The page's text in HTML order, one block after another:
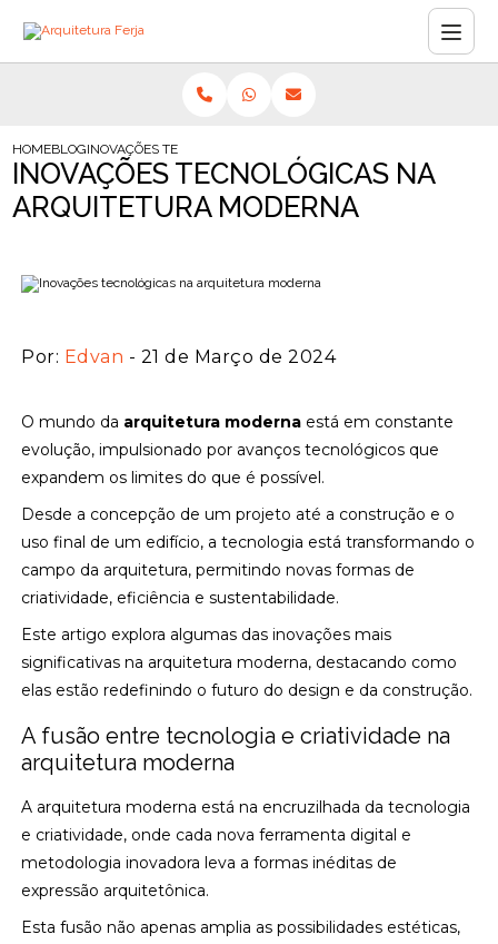
HOMEBLOGINOVAÇÕES TECNOLÓGICAS NA ARQUITETURA MODERNA
INOVAÇÕES TECNOLÓGICAS NA
ARQUITETURA MODERNA
Por: Edvan - 21 de Março de 2024
O mundo da arquitetura moderna está em constante
evolução, impulsionado por avanços tecnológicos que
expandem os limites do que é possível.
Desde a concepção de um projeto até a construção e o
uso final de um edifício, a tecnologia está transformando o
campo da arquitetura, permitindo novas formas de
criatividade, eficiência e sustentabilidade.
Este artigo explora algumas das inovações mais
significativas na arquitetura moderna, destacando como
elas estão redefinindo o futuro do design e da construção.
A fusão entre tecnologia e criatividade na
arquitetura moderna
A arquitetura moderna está na encruzilhada da tecnologia
e criatividade, onde cada nova ferramenta digital e
metodologia inovadora leva a formas inéditas de
expressão arquitetônica.
Esta fusão não apenas amplia as possibilidades estéticas,